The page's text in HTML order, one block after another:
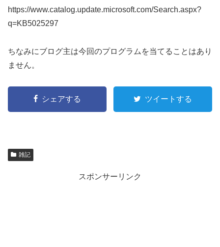
https://www.catalog.update.microsoft.com/Search.aspx?
q=KB5025297
ちなみにブログ主は今回のプログラムを当てることはあり
ません。
シェアする ツイートする
雑記
スポンサーリンク